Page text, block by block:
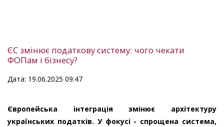
ЄС змінює податкову систему: чого чекати
ФОПам і бізнесу?
Дата: 19.06.2025 09:47
Європейська інтеграція змінює архітектуру
українських податків. У фокусі - спрощена система,